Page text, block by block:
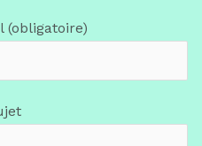
(obligatoire)